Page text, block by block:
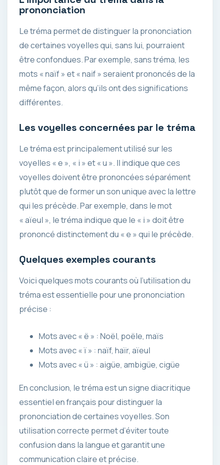
prononciation
Le tréma permet de distinguer la prononciation
de certaines voyelles qui, sans lui, pourraient
être confondues. Par exemple, sans tréma, les
mots « naïf » et « naif » seraient prononcés de la
même façon, alors qu’ils ont des significations
différentes.
Les voyelles concernées par le tréma
Le tréma est principalement utilisé sur les
voyelles « e », « i » et « u ». Il indique que ces
voyelles doivent être prononcées séparément
plutôt que de former un son unique avec la lettre
qui les précède. Par exemple, dans le mot
« aïeul », le tréma indique que le « i » doit être
prononcé distinctement du « e » qui le précède.
Quelques exemples courants
Voici quelques mots courants où l’utilisation du
tréma est essentielle pour une prononciation
précise :
Mots avec « ë » : Noël, poële, maïs
Mots avec « ï » : naïf, haïr, aïeul
Mots avec « ü » : aigüe, ambigüe, cigüe
En conclusion, le tréma est un signe diacritique
essentiel en français pour distinguer la
prononciation de certaines voyelles. Son
utilisation correcte permet d’éviter toute
confusion dans la langue et garantit une
communication claire et précise.